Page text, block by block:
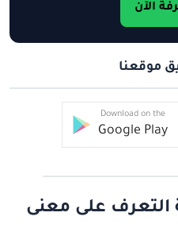
الآن
موقعنا
Download on the
Google Play
التعرف على معنى